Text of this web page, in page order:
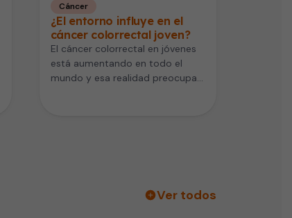
Cáncer
¿El entorno influye en el
cáncer colorrectal joven?
El cáncer colorrectal en jóvenes
está aumentando en todo el
mundo y esa realidad preocupa a
Ver todos